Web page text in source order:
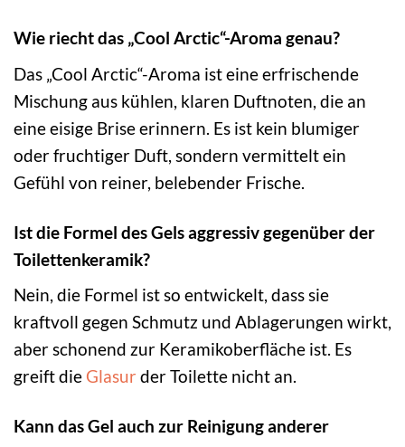
Wie riecht das „Cool Arctic“-Aroma genau?
Das „Cool Arctic“-Aroma ist eine erfrischende
Mischung aus kühlen, klaren Duftnoten, die an
eine eisige Brise erinnern. Es ist kein blumiger
oder fruchtiger Duft, sondern vermittelt ein
Gefühl von reiner, belebender Frische.
Ist die Formel des Gels aggressiv gegenüber der
Toilettenkeramik?
Nein, die Formel ist so entwickelt, dass sie
kraftvoll gegen Schmutz und Ablagerungen wirkt,
aber schonend zur Keramikoberfläche ist. Es
greift die Glasur der Toilette nicht an.
Kann das Gel auch zur Reinigung anderer